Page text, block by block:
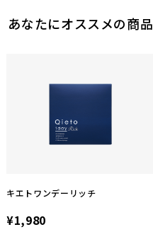
あなたにオススメの商品
キエトワンデーリッチ
¥1,980